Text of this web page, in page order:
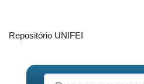
Repositório UNIFEI